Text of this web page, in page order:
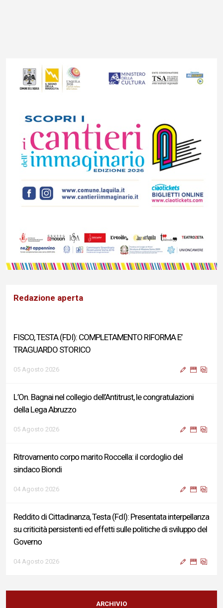
Redazione aperta
FISCO, TESTA (FDI): COMPLETAMENTO RIFORMA E’
TRAGUARDO STORICO
05 Agosto 2026
L’On. Bagnai nel collegio dell’Antitrust, le congratulazioni
della Lega Abruzzo
05 Agosto 2026
Ritrovamento corpo marito Roccella: il cordoglio del
sindaco Biondi
04 Agosto 2026
Reddito di Cittadinanza, Testa (FdI): Presentata interpellanza
su criticità persistenti ed effetti sulle politiche di sviluppo del
Governo
04 Agosto 2026
Sigismondi, Liris e Testa: “Profondo cordoglio e vicinanza al
Ministro Roccella e alla sua famiglia”
ARCHIVIO